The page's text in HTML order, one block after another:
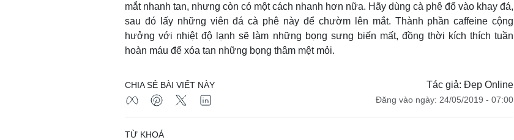
mắt nhanh tan, nhưng còn có một cách nhanh hơn nữa. Hãy dùng cà phê đổ vào khay đá,
sau đó lấy những viên đá cà phê này để chườm lên mắt. Thành phần caffeine cộng
hưởng với nhiệt độ lạnh sẽ làm những bọng sưng biến mất, đồng thời kích thích tuần
hoàn máu để xóa tan những bọng thâm mệt mỏi.
Tác giả: Đẹp Online
Đăng vào ngày: 24/05/2019 - 07:00
CHIA SẺ BÀI VIẾT NÀY
TỪ KHOÁ